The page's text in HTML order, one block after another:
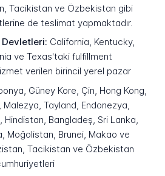
Tacikistan ve Özbekistan gibi
de teslimat yapmaktadır.
California, Kentucky,
ve Texas'taki fulfillment
verilen birincil yerel pazar
Güney Kore, Çin, Hong Kong,
Tayland, Endonezya,
Hindistan, Bangladeş, Sri Lanka,
Moğolistan, Brunei, Makao ve
Tacikistan ve Özbekistan